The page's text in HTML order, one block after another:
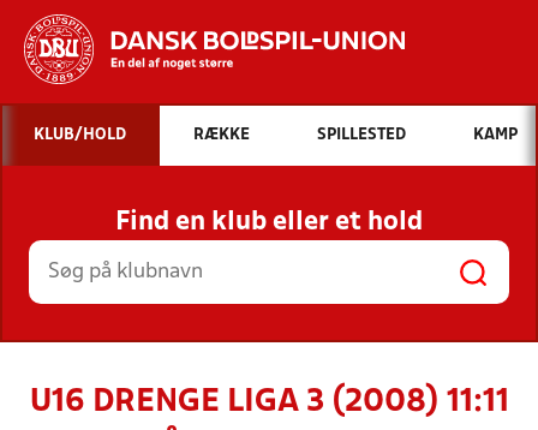
Hvad vil du søge efter?
INDHOLD OG NYHEDER
STILLINGER, RESULTATER, KLUBBER OG
HOLD
KLUB/HOLD RÆKKE SPILLESTED KAMP
Find en klub eller et hold
U16 DRENGE LIGA 3 (2008) 11:11